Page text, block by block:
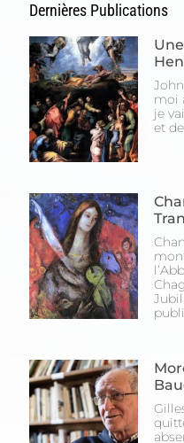
Dernières Publications
moi
je
et